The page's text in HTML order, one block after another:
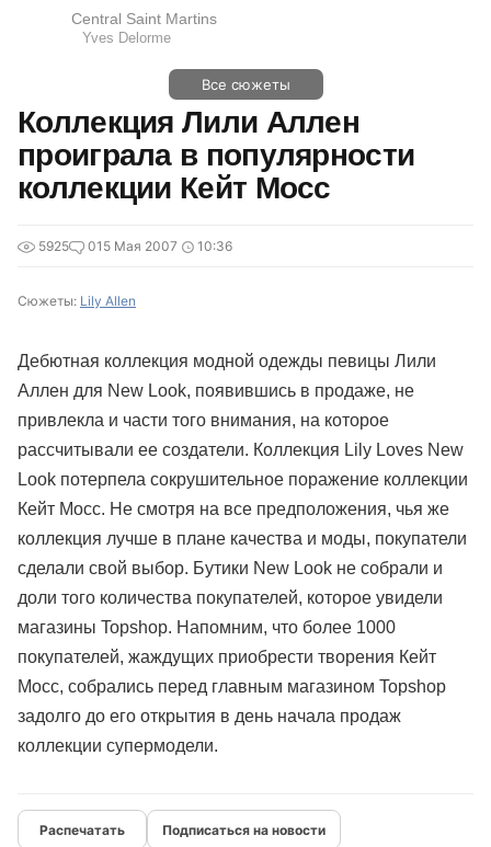
Central Saint Martins
Yves Delorme
Все сюжеты
Коллекция Лили Аллен
проиграла в популярности
коллекции Кейт Мосс
5925 015 Мая 2007 10:36
Сюжеты: Lily Allen
Дебютная коллекция модной одежды певицы Лили
Аллен для New Look, появившись в продаже, не
привлекла и части того внимания, на которое
рассчитывали ее создатели. Коллекция Lily Loves New
Look потерпела сокрушительное поражение коллекции
Кейт Мосс. Не смотря на все предположения, чья же
коллекция лучше в плане качества и моды, покупатели
сделали свой выбор. Бутики New Look не собрали и
доли того количества покупателей, которое увидели
магазины Topshop. Напомним, что более 1000
покупателей, жаждущих приобрести творения Кейт
Мосс, собрались перед главным магазином Topshop
задолго до его открытия в день начала продаж
коллекции супермодели.
Подписаться на новости